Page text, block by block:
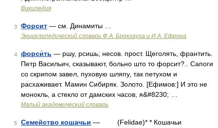
Википедия
3 Форсит — см. Динамиты …
Энциклопедический словарь Ф.А. Брокгауза и И.А. Ефрона
4 форси́ть — ршу, рсишь; несов. прост. Щеголять, франтить.
Петр Васильич, сказывают, больно што то форсит?.. Сапоги
со скрипом завел, пуховую шляпу, так петухом и
расхаживает. Мамин Сибиряк. Золото. [Ефимов:] И это не
монокль, а стекло от дамских часов, я&#8230; …
Малый академический словарь
5 Семейство кошачьи — (Felidae)* * Кошачьи